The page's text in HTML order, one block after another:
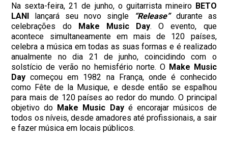
Na sexta-feira, 21 de junho, o guitarrista mineiro BETO
LANI lançará seu novo single “Release”durante as
celebrações do Make Music Day. O evento, que
acontece simultaneamente em mais de 120 países,
celebra a música em todas as suas formas e é realizado
anualmente no dia 21 de junho, coincidindo com o
solstício de verão no hemisfério norte. O Make Music
Day começou em 1982 na França, onde é conhecido
como Fête de la Musique, e desde então se espalhou
para mais de 120 países ao redor do mundo. O principal
objetivo do Make Music Dayé encorajar músicos de
todos os níveis, desde amadores até profissionais, a sair
e fazer música em locais públicos.